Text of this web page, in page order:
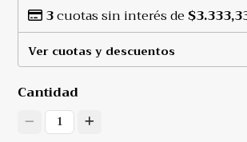
3cuotas sin interés de
Ver cuotas y descuentos
Cantidad
1